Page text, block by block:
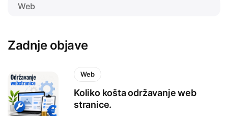
Web
Zadnje objave
Web
Koliko košta održavanje web
stranice.